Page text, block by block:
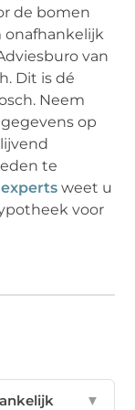
de bomen
onafhankelijk
van
Dit is dé
Neem
op
te
weet u
voor
▼